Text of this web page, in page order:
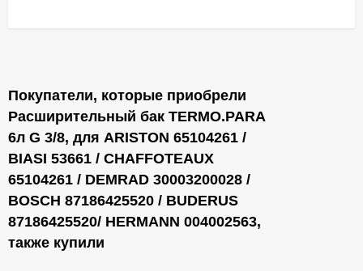
Покупатели, которые приобрели
Расширительный бак TERMO.PARA
6л G 3/8, для ARISTON 65104261 /
BIASI 53661 / CHAFFOTEAUX
65104261 / DEMRAD 30003200028 /
BOSCH 87186425520 / BUDERUS
87186425520/ HERMANN 004002563,
также купили